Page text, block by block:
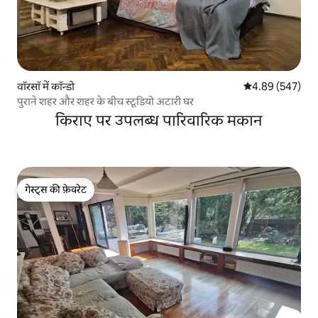
वॉरसॉ में कॉन्डो औसत रेटिंग 5 में से
4.89 (547)
पुराने शहर और शहर के बीच स्टूडियो अटारी घर
किराए पर उपलब्ध पारिवारिक मकान
गेस्ट्स की फ़ेवरेट
गेस्ट्स की फ़ेवरेट